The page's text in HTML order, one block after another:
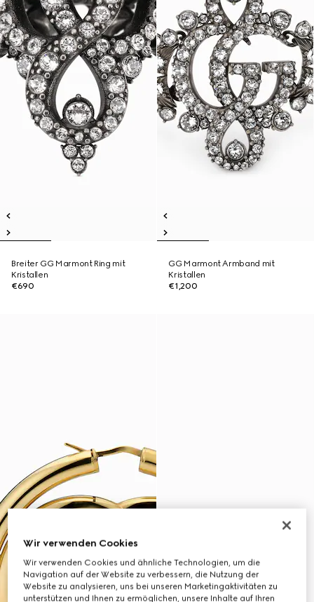
Breiter GG Marmont Ring mit
Kristallen
€690
GG Marmont Armband mit
Kristallen
€1,200
Wir verwenden Cookies
Wir verwenden Cookies und ähnliche Technologien, um die
Navigation auf der Website zu verbessern, die Nutzung der
Website zu analysieren, uns bei unseren Marketingaktivitäten zu
unterstützen und Ihnen zu ermöglichen, unsere Inhalte auf Ihren